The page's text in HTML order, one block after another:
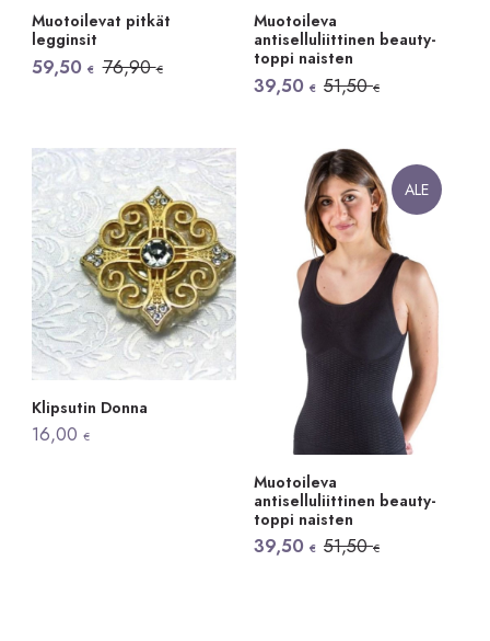
Muotoilevat pitkät
legginsit
76,90€
Alkuperäinen
hinta
59,50€
Nykyinen
hinta
Muotoileva
antiselluliittinen beauty-
toppi naisten
51,50€
Alkuperäinen
hinta
39,50 €
Nykyinen
hinta
Klipsutin Donna
16,00€
ALE
Muotoileva
antiselluliittinen beauty-
toppi naisten
51,50€
Alkuperäinen
hinta
39,50 €
Nykyinen
hinta